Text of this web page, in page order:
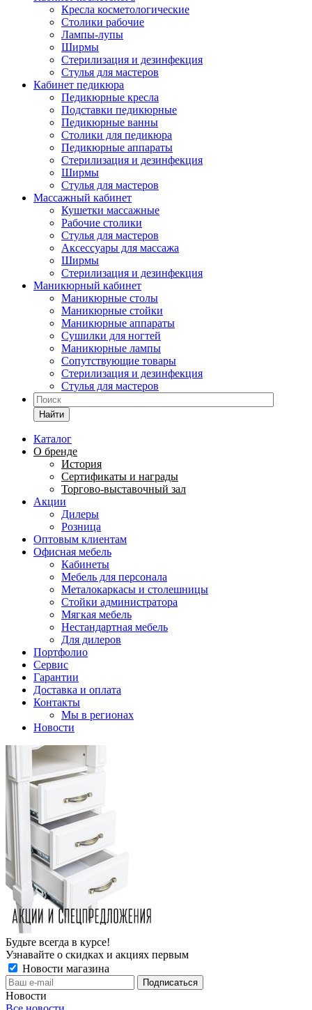
Кресла косметологические
Столики рабочие
Лампы-лупы
Ширмы
Стерилизация и дезинфекция
Стулья для мастеров
Кабинет педикюра
Педикюрные кресла
Подставки педикюрные
Педикюрные ванны
Столики для педикюра
Педикюрные аппараты
Стерилизация и дезинфекция
Ширмы
Стулья для мастеров
Массажный кабинет
Кушетки массажные
Рабочие столики
Стулья для мастеров
Аксессуары для массажа
Ширмы
Стерилизация и дезинфекция
Маникюрный кабинет
Маникюрные столы
Маникюрные стойки
Маникюрные аппараты
Сушилки для ногтей
Маникюрные лампы
Сопутствующие товары
Стерилизация и дезинфекция
Стулья для мастеров
Найти
Каталог
О бренде
История
Сертификаты и награды
Торгово-выставочный зал
Акции
Дилеры
Розница
Оптовым клиентам
Офисная мебель
Кабинеты
Мебель для персонала
Металокаркасы и столешницы
Стойки администратора
Мягкая мебель
Нестандартная мебель
Для дилеров
Портфолио
Сервис
Гарантии
Доставка и оплата
Контакты
Мы в регионах
Новости
Будьте всегда в курсе!
Узнавайте о скидках и акциях первым
Новости магазина
Новости